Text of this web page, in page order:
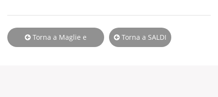
Torna a Maglie e Torna a SALDI